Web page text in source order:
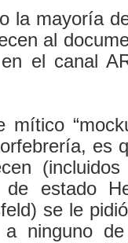
la mayoría
al
el canal
es
estado
se le
ninguno